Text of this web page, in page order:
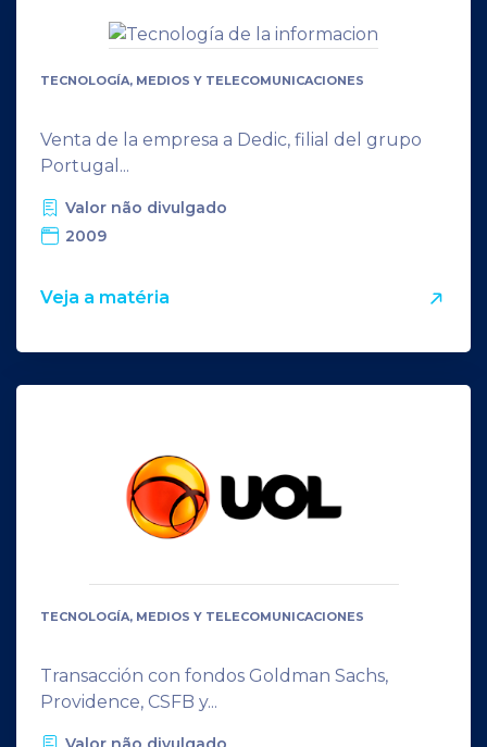
TECNOLOGÍA, MEDIOS Y TELECOMUNICACIONES
Venta de la empresa a Dedic, filial del grupo
Portugal...
Valor não divulgado
2009
Veja a matéria
TECNOLOGÍA, MEDIOS Y TELECOMUNICACIONES
Transacción con fondos Goldman Sachs,
Providence, CSFB y...